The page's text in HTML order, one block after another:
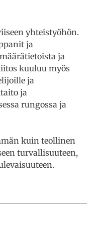
yhteistyöhön.
ja
ja
kuuluu myös
ja
ja
rungossa ja
kuin teollinen
turvallisuuteen,